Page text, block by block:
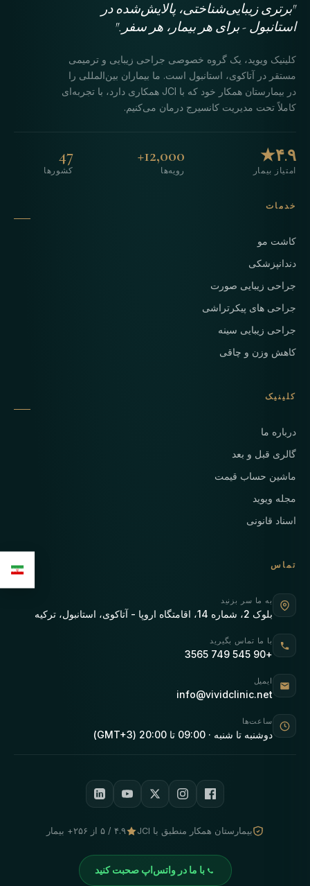
"برتری زیبایی‌شناختی، پالایش‌شده در
استانبول - برای هر بیمار، هر سفر."
کلینیک ویوید، یک گروه خصوصی جراحی زیبایی و ترمیمی
مستقر در آتاکوی، استانبول است. ما بیماران بین‌المللی را
در بیمارستان همکار خود که با JCI همکاری دارد، با تجربه‌ای
کاملاً تحت مدیریت کانسیرج درمان می‌کنیم.
۴.۹★
امتیاز بیمار
12,000+
رویه‌ها
47
کشورها
خدمات
کاشت مو
دندانپزشکی
جراحی زیبایی صورت
جراحی های پیکرتراشی
جراحی زیبایی سینه
کاهش وزن و چاقی
کلینیک
درباره ما
گالری قبل و بعد
ماشین حساب قیمت
مجله ویوید
اسناد قانونی
تماس
به ما سر بزنید
بلوک 2، شماره 14، اقامتگاه اروپا - آتاکوی، استانبول، ترکیه
با ما تماس بگیرید
+90 545 749 3565
ایمیل
info@vividclinic.net
ساعت‌ها
دوشنبه تا شنبه · 09:00 تا 20:00 (GMT+3)
بیمارستان همکار منطبق با JCI ۴.۹ / ۵ از ۲۵۶+ بیمار
با ما در واتس‌اپ صحبت کنید